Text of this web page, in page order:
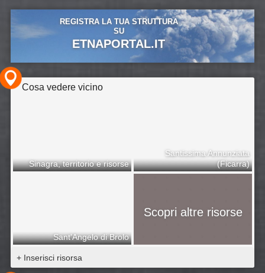
REGISTRA LA TUA STRUTTURA
SU
ETNAPORTAL.IT
Cosa vedere vicino
Sinagra, territorio e risorse
Santissima Annunziata
(Ficarra)
Sant'Angelo di Brolo
Scopri altre risorse
+ Inserisci risorsa